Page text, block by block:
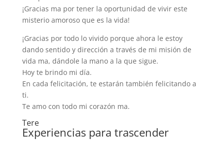
¡Gracias ma por tener la oportunidad de vivir este
misterio amoroso que es la vida!
¡Gracias por todo lo vivido porque ahora le estoy
dando sentido y dirección a través de mi misión de
vida ma, dándole la mano a la que sigue.
Hoy te brindo mi día.
En cada felicitación, te estarán también felicitando a
ti.
Te amo con todo mi corazón ma.
Tere
Experiencias para trascender